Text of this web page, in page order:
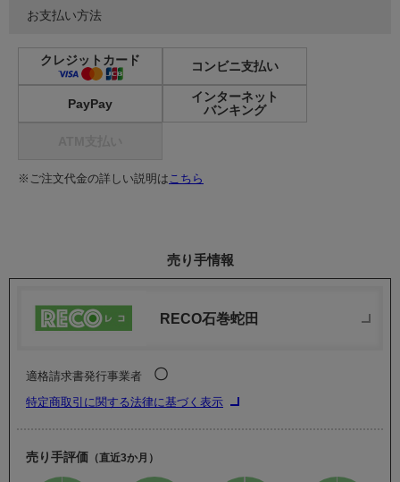
お支払い方法
クレジットカード コンビニ支払い
PayPay
インターネット
バンキング
※ご注文代金の詳しい説明はこちら
売り手情報
RECO石巻蛇田
適格請求書発行事業者 〇
特定商取引に関する法律に基づく表示
売り手評価 （直近3か月）